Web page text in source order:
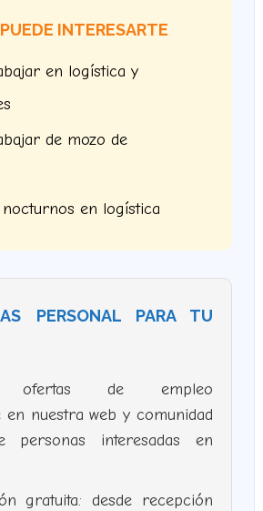
INTERESARTE
en logística y
de mozo de
en logística
PERSONAL PARA TU
ofertas de empleo
en nuestra web y comunidad
personas interesadas en
gratuita: desde recepción